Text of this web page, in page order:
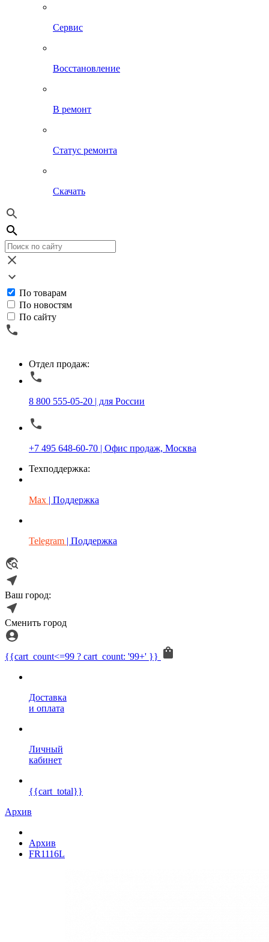
Сервис
Восстановление
В ремонт
Статус ремонта
Скачать
По товарам
По новостям
По сайту
Отдел продаж:
8 800 555-05-20 | для России
+7 495 648-60-70 | Офис продаж, Москва
Техподдержка:
Max | Поддержка
Telegram | Поддержка
Ваш город:
Сменить город
{{cart_count<=99 ? cart_count: '99+' }}
Доставка
и оплата
Личный
кабинет
{{cart_total}}
Архив
Архив
FR1116L